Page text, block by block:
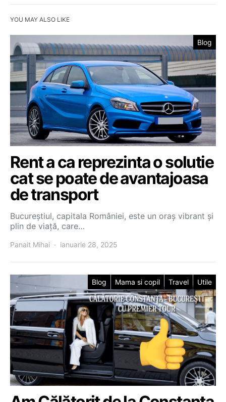
YOU MAY ALSO LIKE
Blog
Rent a ca reprezinta o solutie
cat se poate de avantajoasa
de transport
Bucureștiul, capitala României, este un oraș vibrant și
plin de viață, care…
Panait Mihai ianuarie 28, 2025
Blog Mama si copil Travel Utile